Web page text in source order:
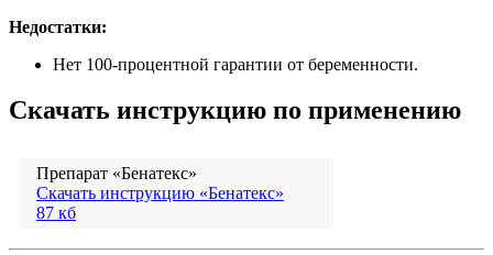
Недостатки:
Нет 100-процентной гарантии от беременности.
Скачать инструкцию по применению
Препарат «Бенатекс»
Скачать инструкцию «Бенатекс»
87 кб